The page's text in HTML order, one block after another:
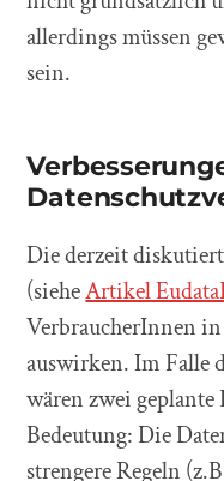
allerdings müssen
sein.
Die derzeit
(sieheArtikel
VerbraucherInnen
auswirken. Im Falle
wären zwei
Bedeutung: Die
strengere Regeln